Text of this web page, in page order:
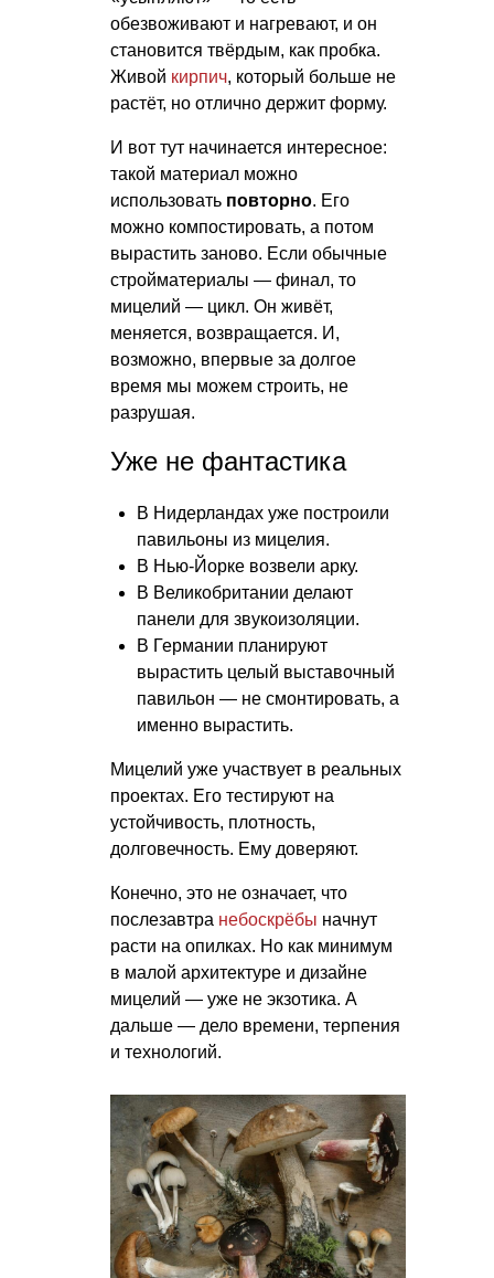
обезвоживают и нагревают, и он
становится твёрдым, как пробка.
Живой кирпич, который больше не
растёт, но отлично держит форму.
И вот тут начинается интересное:
такой материал можно
использовать повторно. Его
можно компостировать, а потом
вырастить заново. Если обычные
стройматериалы — финал, то
мицелий — цикл. Он живёт,
меняется, возвращается. И,
возможно, впервые за долгое
время мы можем строить, не
разрушая.
Уже не фантастика
В Нидерландах уже построили
павильоны из мицелия.
В Нью-Йорке возвели арку.
В Великобритании делают
панели для звукоизоляции.
В Германии планируют
вырастить целый выставочный
павильон — не смонтировать, а
именно вырастить.
Мицелий уже участвует в реальных
проектах. Его тестируют на
устойчивость, плотность,
долговечность. Ему доверяют.
Конечно, это не означает, что
послезавтра небоскрёбы начнут
расти на опилках. Но как минимум
в малой архитектуре и дизайне
мицелий — уже не экзотика. А
дальше — дело времени, терпения
и технологий.